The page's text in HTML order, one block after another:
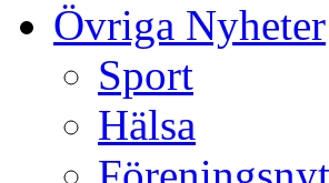
Övriga Nyheter
Sport
Hälsa